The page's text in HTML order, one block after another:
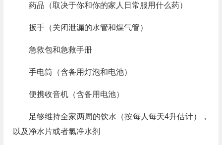
药品（取决于你和你的家人日常服用什么药）
扳手（关闭泄漏的水管和煤气管）
急救包和急救手册
手电筒（含备用灯泡和电池）
便携收音机（含备用电池）
足够维持全家两周的饮水（按每人每天4升估计），
以及净水片或者氯净水剂